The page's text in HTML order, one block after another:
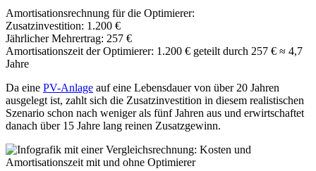
Amortisationsrechnung für die Optimierer:
Zusatzinvestition: 1.200 €
Jährlicher Mehrertrag: 257 €
Amortisationszeit der Optimierer: 1.200 € geteilt durch 257 € ≈ 4,7
Jahre
Da eine PV-Anlage auf eine Lebensdauer von über 20 Jahren
ausgelegt ist, zahlt sich die Zusatzinvestition in diesem realistischen
Szenario schon nach weniger als fünf Jahren aus und erwirtschaftet
danach über 15 Jahre lang reinen Zusatzgewinn.